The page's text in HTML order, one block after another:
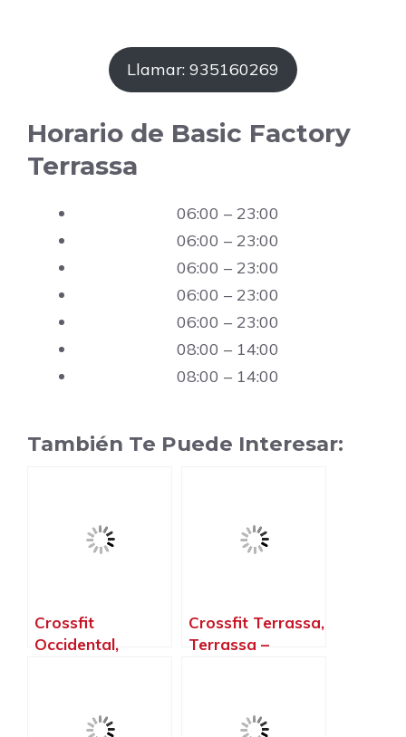
Llamar: 935160269
Horario de Basic Factory
Terrassa
06:00 – 23:00
06:00 – 23:00
06:00 – 23:00
06:00 – 23:00
06:00 – 23:00
08:00 – 14:00
08:00 – 14:00
También Te Puede Interesar:
Crossfit
Occidental,
Crossfit Terrassa,
Terrassa –